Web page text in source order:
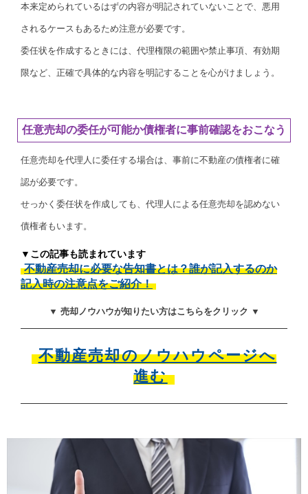
本来定められているはずの内容が明記されていないことで、悪用
されるケースもあるため注意が必要です。
委任状を作成するときには、代理権限の範囲や禁止事項、有効期
限など、正確で具体的な内容を明記することを心がけましょう。
任意売却の委任が可能か債権者に事前確認をおこなう
任意売却を代理人に委任する場合は、事前に不動産の債権者に確
認が必要です。
せっかく委任状を作成しても、代理人による任意売却を認めない
債権者もいます。
▼この記事も読まれています
不動産売却に必要な告知書とは？誰が記入するのか
記入時の注意点をご紹介！
▼ 売却ノウハウが知りたい方はこちらをクリック ▼
不動産売却のノウハウページへ
進む